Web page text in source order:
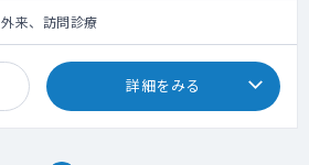
外来、訪問診療
詳細をみる